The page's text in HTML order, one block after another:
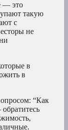
— это
такую
с
не
в
в
“Как